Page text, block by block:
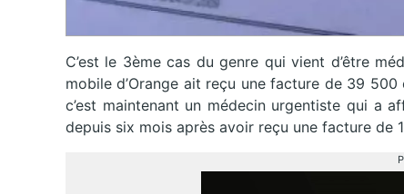
C’est le 3ème cas du genre qui vient d’être
mobile d’Orange ait reçu une facture de 39
c’est maintenant un médecin urgentiste qui a
depuis six mois après avoir reçu une facture de